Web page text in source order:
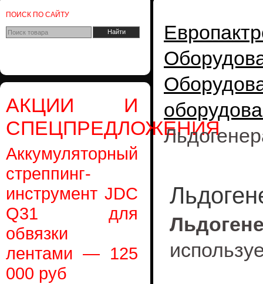
ПОИСК ПО САЙТУ
АКЦИИ И
СПЕЦПРЕДЛОЖЕНИЯ
Аккумуляторный
стреппинг-
инструмент JDC
Q31 для
обвязки
лентами — 125
000 руб